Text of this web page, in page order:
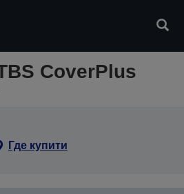
CoverPlus
Где купити